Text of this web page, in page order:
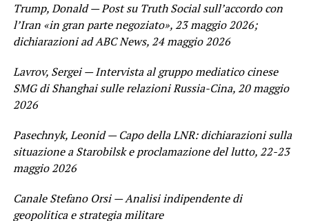
Trump, Donald — Post su Truth Social sull’accordo con
l’Iran «in gran parte negoziato», 23 maggio 2026;
dichiarazioni ad ABC News, 24 maggio 2026
Lavrov, Sergei — Intervista al gruppo mediatico cinese
SMG di Shanghai sulle relazioni Russia-Cina, 20 maggio
2026
Pasechnyk, Leonid — Capo della LNR: dichiarazioni sulla
situazione a Starobilsk e proclamazione del lutto, 22-23
maggio 2026
Canale Stefano Orsi — Analisi indipendente di
geopolitica e strategia militare